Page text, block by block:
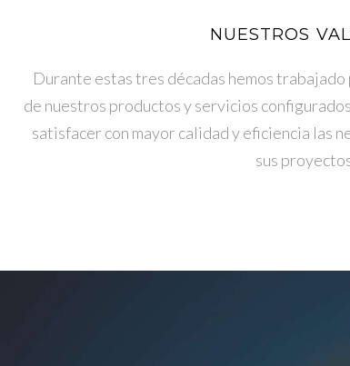
NUESTROS
Durante estas tres décadas hemos
de nuestros productos y servicios
satisfacer con mayor calidad y eficiencia las
sus